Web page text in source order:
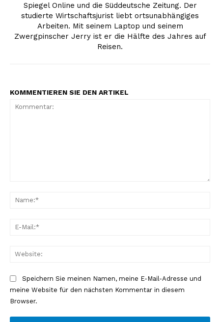
Spiegel Online und die Süddeutsche Zeitung. Der
studierte Wirtschaftsjurist liebt ortsunabhängiges
Arbeiten. Mit seinem Laptop und seinem
Zwergpinscher Jerry ist er die Hälfte des Jahres auf
Reisen.
KOMMENTIEREN SIE DEN ARTIKEL
Speichern Sie meinen Namen, meine E-Mail-Adresse und
meine Website für den nächsten Kommentar in diesem
Browser.